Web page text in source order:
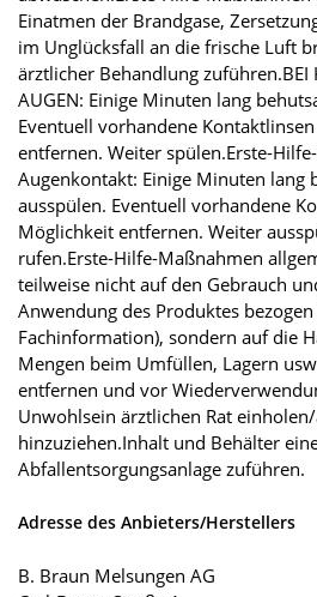
Einatmen der Brandgase,
im Unglücksfall an die frische Luft
ärztlicher Behandlung zuführen.BEI
AUGEN: Einige Minuten lang
Eventuell vorhandene
entfernen. Weiter spülen.Erste-
Augenkontakt: Einige Minuten lang
ausspülen. Eventuell vorhandene
Möglichkeit entfernen. Weiter
rufen.Erste-Hilfe-Maßnahmen
teilweise nicht auf den Gebrauch
Anwendung des Produktes
Fachinformation), sondern auf die
Mengen beim Umfüllen, Lagern
entfernen und vor
Unwohlsein ärztlichen Rat
hinzuziehen.Inhalt und Behälter
Abfallentsorgungsanlage zuführen.
Adresse des Anbieters/Herstellers
B. Braun Melsungen AG